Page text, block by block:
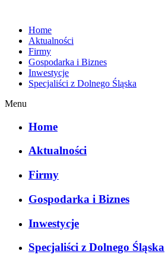
Home
Aktualności
Firmy
Gospodarka i Biznes
Inwestycje
Specjaliści z Dolnego Śląska
Menu
Home
Aktualności
Firmy
Gospodarka i Biznes
Inwestycje
Specjaliści z Dolnego Śląska